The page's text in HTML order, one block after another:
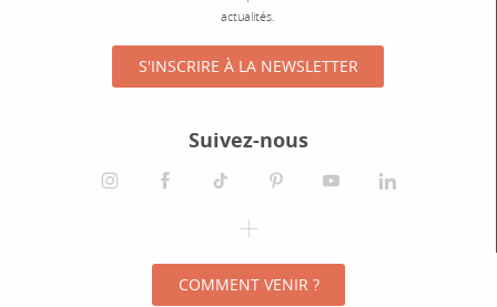
actualités.
S'INSCRIRE À LA NEWSLETTER
Suivez-nous
instagramfacebooktiktok pinterestyoutube
COMMENT VENIR ?